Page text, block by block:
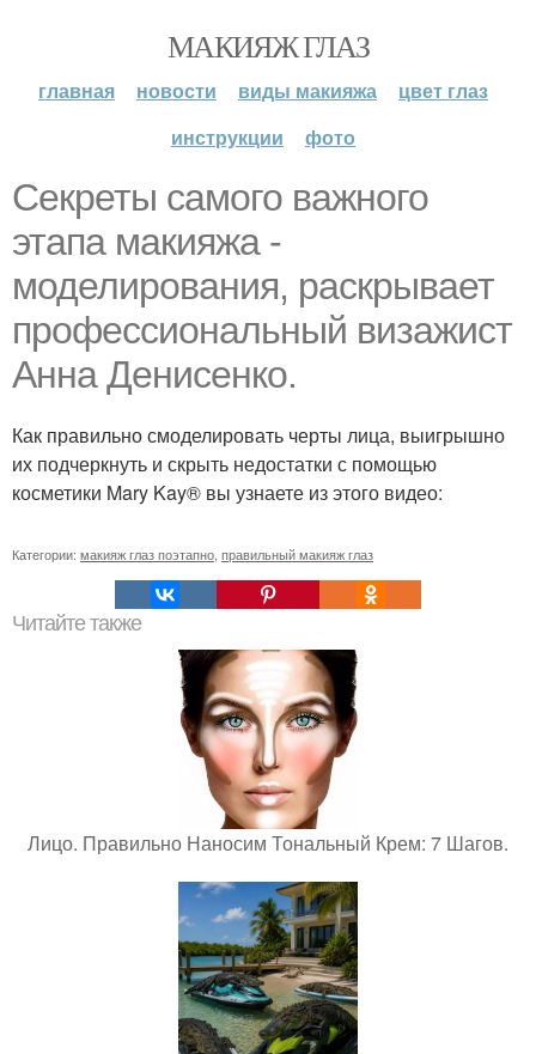
МАКИЯЖ ГЛАЗ
главная новости виды макияжа
цвет глаз
инструкции
фото
Секреты самого важного
этапа макияжа -
моделирования, раскрывает
профессиональный визажист
Анна Денисенко.
Как правильно смоделировать черты лица, выигрышно
их подчеркнуть и скрыть недостатки с помощью
косметики Mary Kay® вы узнаете из этого видео:
Категории: макияж глаз поэтапно правильный макияж глаз
Читайте также
Лицо. Правильно Наносим Тональный Крем: 7 Шагов.